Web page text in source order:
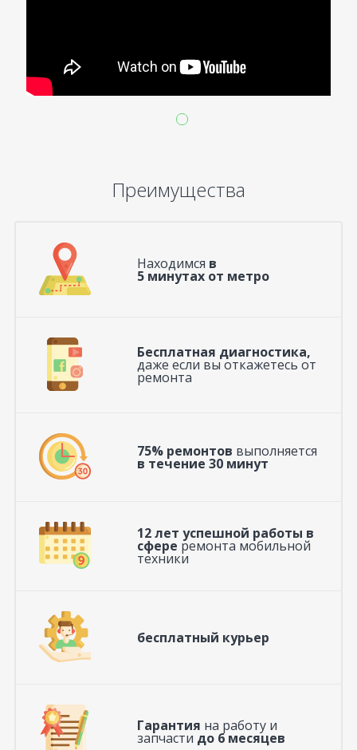
Преимущества
Находимся в
5 минутах от метро
Бесплатная диагностика,
даже если вы откажетесь от
ремонта
75% ремонтов выполняется
в течение 30 минут
12 лет успешной работы в
сфере ремонта мобильной
техники
бесплатный курьер
Гарантия на работу и
запчасти до 6 месяцев